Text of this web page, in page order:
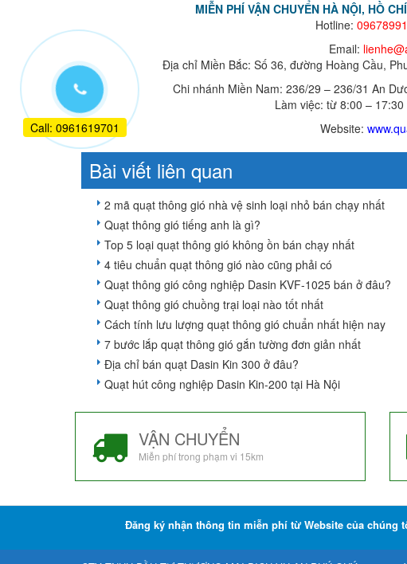
MIỄN PHÍ VẬN CHUYỂN HÀ NỘI, HỒ
Hotline:
Email:
Địa chỉ Miền Bắc: Số 36, đường Hoàng Cầu,
Chi nhánh Miền Nam: 236/29 – 236/31 An
Làm việc: từ 8:00 –
Website:
Bài viết liên quan
2 mã quạt thông gió nhà vệ sinh loại nhỏ bán chạy nhất
Quạt thông gió tiếng anh là gì?
Top 5 loại quạt thông gió không ồn bán chạy nhất
4 tiêu chuẩn quạt thông gió nào cũng phải có
Quạt thông gió công nghiệp Dasin KVF-1025 bán ở đâu?
Quạt thông gió chuồng trại loại nào tốt nhất
Cách tính lưu lượng quạt thông gió chuẩn nhất hiện nay
7 bước lắp quạt thông gió gắn tường đơn giản nhất
Địa chỉ bán quạt Dasin Kin 300 ở đâu?
Quạt hút công nghiệp Dasin Kin-200 tại Hà Nội
VẬN CHUYỂN
Miễn phí trong phạm vi 15km
Đăng ký nhận thông tin miễn phí từ Website của chúng
Call: 0961619701